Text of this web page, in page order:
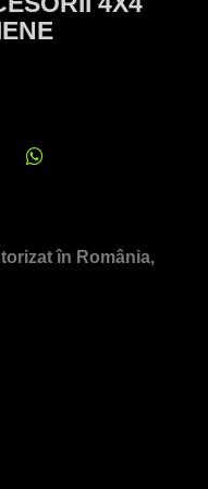
în România,